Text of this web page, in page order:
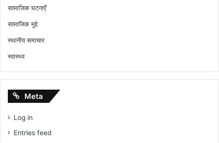
सामाजिक घटनाएँ
सामाजिक मुद्दे
स्थानीय समाचार
स्वास्थ्य
Meta
Log in
Entries feed